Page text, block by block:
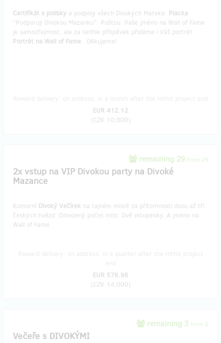
Certifikát s polibky a podpisy všech Divokých Mateka. Placka
"Podporuji Divokou Mazanku". Poštou. Vaše jméno na Wall of Fame
je samozřejmost, ale za tenhle příspěvek přidáme i Váš portrét.
Portrét na Wall of Fame. Děkujeme!
EUR 412.12
(CZK 10,000)
remaining 29 from 29
2x vstup na VIP Divokou party na Divoké
Mazance
Komorní Divoký Večírek na tajném místě za přítomnosti dvou až tří
českých hvězd. Omezený počet míst. Dvě vstupenky. A jméno na
Wall of Fame.
EUR 576.96
(CZK 14,000)
remaining 3 from 3
Večeře s DIVOKÝMI